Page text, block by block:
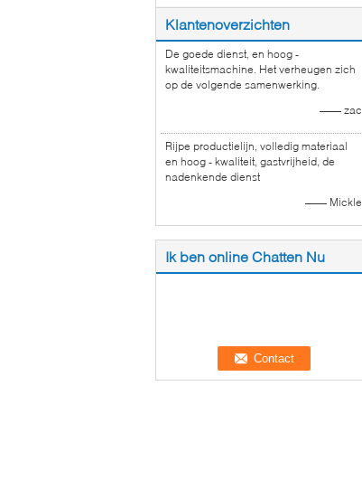
Klantenoverzichten
De goede dienst, en hoog -
kwaliteitsmachine. Het verheugen zich
op de volgende samenwerking.
—— zac
Rijpe productielijn, volledig materiaal
en hoog - kwaliteit, gastvrijheid, de
nadenkende dienst
—— Mickle
Ik ben online Chatten Nu